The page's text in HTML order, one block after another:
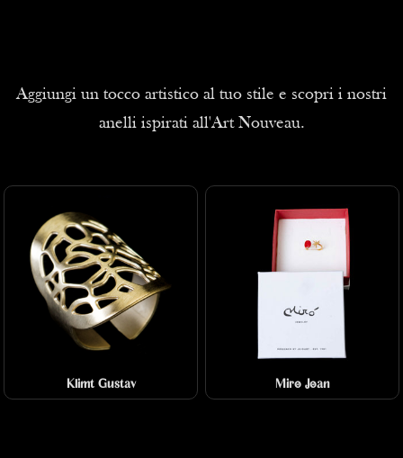
Aggiungi un tocco artistico al tuo stile e scopri i nostri
anelli ispirati all'Art Nouveau.
Klimt Gustav Miro Joan